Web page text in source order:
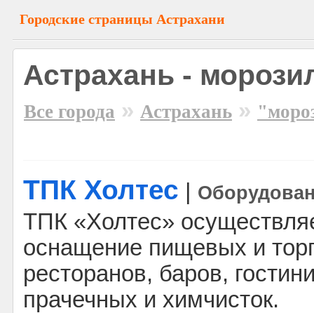
Городские страницы Астрахани
Астрахань -
Все города » Астрахань »
ТПК Холтес
ТПК «Холтес»
оснащение пищевых и
ресторанов, баров,
прачечных и химчисток.